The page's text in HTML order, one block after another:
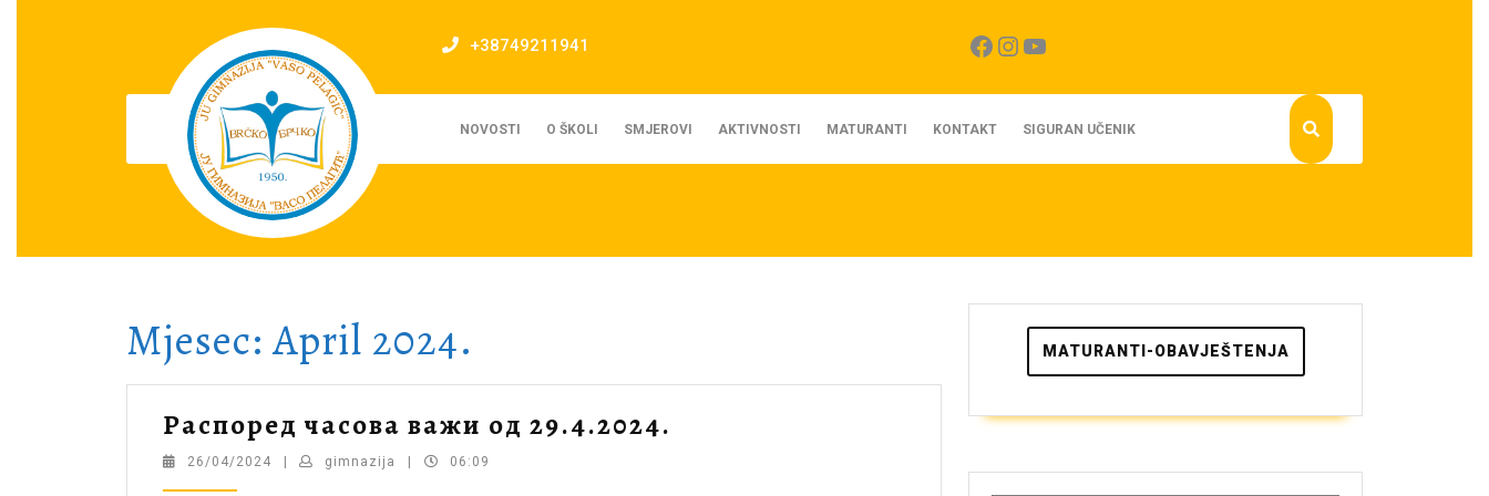
+38749211941 Facebook
Instagram
YouTube
NOVOSTI O ŠKOLI SMJEROVI AKTIVNOSTI MATURANTI KONTAKT SIGURAN UČENIK
Mjesec: April 2024.
Рaспoрeд чaсoвa вaжи oд 29.4.2024.
26/04/2024 26/04/2024gimnazija gimnazija06:09
MATURANTI-OBAVJEŠTENJA